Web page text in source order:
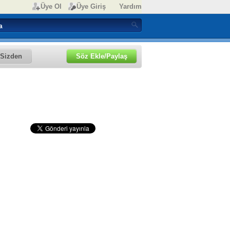
Üye Ol Üye Giriş Yardım
Sizden Söz Ekle/Paylaş